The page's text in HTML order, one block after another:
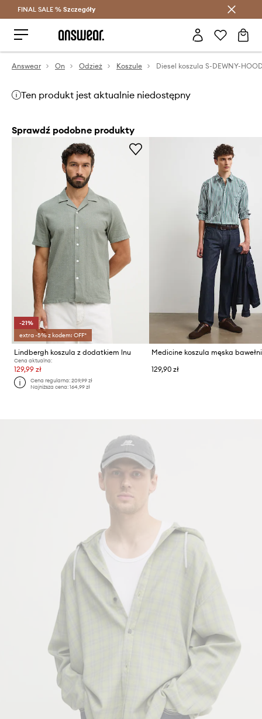
Oszczędzaj z Answear Club >
FINAL SALE % Szczegóły
Answear On Odzież Koszule
Ten produkt jest aktualnie niedostępny
Sprawdź podobne produkty
-21%
extra -5% z kodem: OFF*
Lindbergh koszula z dodatkiem lnu
Cena aktualna:
129,99 zł
Cena regularna:209,99 zł
Najniższa cena:164,99 zł
Medicine koszula męska
129,90 zł